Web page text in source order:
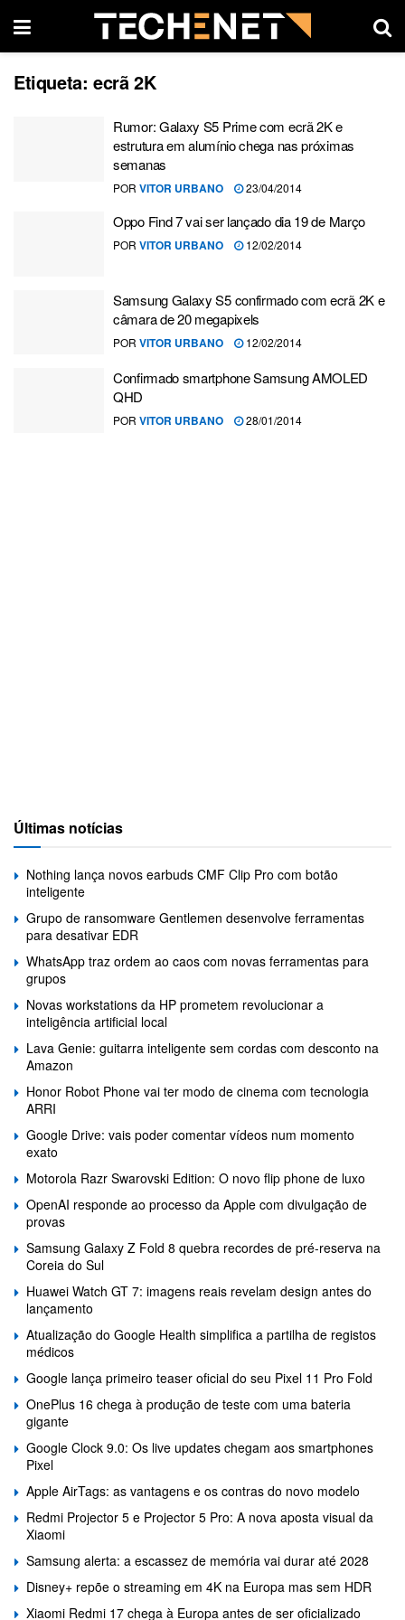
Etiqueta: ecrã 2K
Rumor: Galaxy S5 Prime com ecrã 2K e
estrutura em alumínio chega nas próximas
semanas
POR VITOR URBANO 23/04/2014
Oppo Find 7 vai ser lançado dia 19 de Março
POR VITOR URBANO 12/02/2014
Samsung Galaxy S5 confirmado com ecrã 2K e
câmara de 20 megapixels
POR VITOR URBANO 12/02/2014
Confirmado smartphone Samsung AMOLED
QHD
POR VITOR URBANO 28/01/2014
Últimas notícias
Nothing lança novos earbuds CMF Clip Pro com botão
inteligente
Grupo de ransomware Gentlemen desenvolve ferramentas
para desativar EDR
WhatsApp traz ordem ao caos com novas ferramentas para
grupos
Novas workstations da HP prometem revolucionar a
inteligência artificial local
Lava Genie: guitarra inteligente sem cordas com desconto na
Amazon
Honor Robot Phone vai ter modo de cinema com tecnologia
ARRI
Google Drive: vais poder comentar vídeos num momento
exato
Motorola Razr Swarovski Edition: O novo flip phone de luxo
OpenAI responde ao processo da Apple com divulgação de
provas
Samsung Galaxy Z Fold 8 quebra recordes de pré-reserva na
Coreia do Sul
Huawei Watch GT 7: imagens reais revelam design antes do
lançamento
Atualização do Google Health simplifica a partilha de registos
médicos
Google lança primeiro teaser oficial do seu Pixel 11 Pro Fold
OnePlus 16 chega à produção de teste com uma bateria
gigante
Google Clock 9.0: Os live updates chegam aos smartphones
Pixel
Apple AirTags: as vantagens e os contras do novo modelo
Redmi Projector 5 e Projector 5 Pro: A nova aposta visual da
Xiaomi
Samsung alerta: a escassez de memória vai durar até 2028
Disney+ repõe o streaming em 4K na Europa mas sem HDR
Xiaomi Redmi 17 chega à Europa antes de ser oficializado